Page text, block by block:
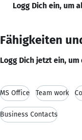
Logg Dich ein, um
Fähigkeiten
Logg Dich jetzt ein,
MS Office Team work
Business Contacts